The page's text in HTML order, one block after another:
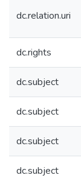
dc.relation.uri
dc.rights
dc.subject
dc.subject
dc.subject
dc.subject